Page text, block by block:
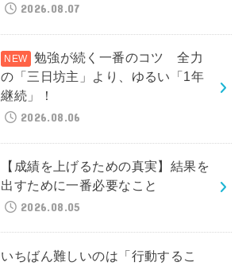
2026.08.07
勉強が続く一番のコツ 全力
の「三日坊主」より、ゆるい「1年
継続」！
2026.08.06
【成績を上げるための真実】結果を
出すために一番必要なこと
2026.08.05
いちばん難しいのは「行動するこ